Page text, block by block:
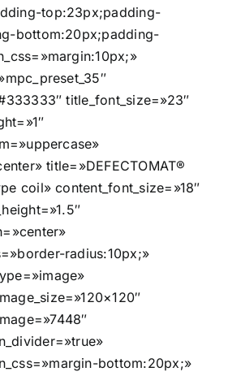
top:23px;padding-
bottom:20px;padding-
title_font_size=»23″
title=»DEFECTOMAT®
coil» content_font_size=»18″
radius:10px;»
bottom:20px;»